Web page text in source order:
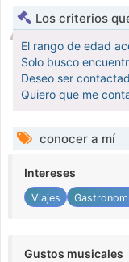
Los criterios
El rango de edad
Solo busco
Deseo ser
Quiero que me
conocer a mí
Intereses
Viajes
Gustos musicales